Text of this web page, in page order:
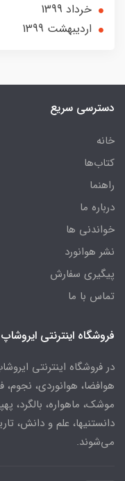
خرداد 1399
ارديبهشت 1399
دسترسی سریع
خانه
کتاب‌ها
راهنما
درباره ما
خواندنی ها
نشر هوانورد
پیگیری سفارش
تماس با ما
فروشگاه اینترنتی ایروشاپ
در فروشگاه اینترنتی
هوافضا، هوانوردی، نجوم،
موشک، ماهواره، بالگرد،
دانستنیها، علم و دانش،
می‌شوند.